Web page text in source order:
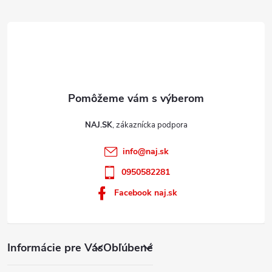
Informácie pre VásObľúbené
NAJ.SK
info@naj.sk
0950582281
Facebook naj.sk